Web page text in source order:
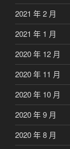
2021 年 2 月
2021 年 1 月
2020 年 12 月
2020 年 11 月
2020 年 10 月
2020 年 9 月
2020 年 8 月